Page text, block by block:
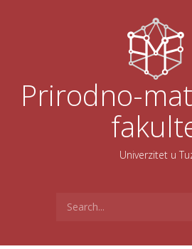
Prirodno-
Univerzitet u
for: